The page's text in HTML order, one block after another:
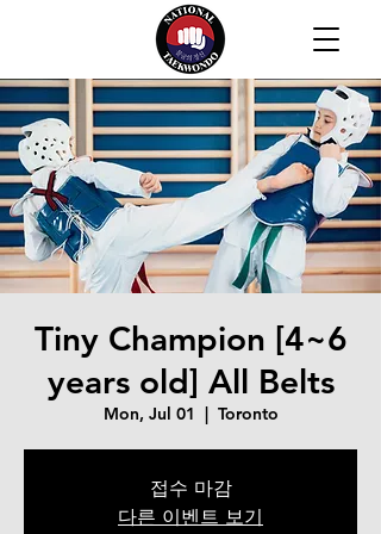
Tiny Champion [4~6
years old] All Belts
Mon, Jul 01
  |
Toronto
접수 마감
다른 이벤트 보기